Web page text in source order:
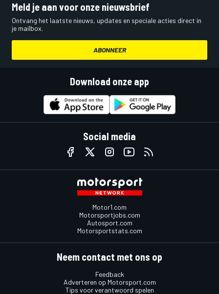
Meld je aan voor onze nieuwsbrief
Ontvang het laatste nieuws, updates en speciale acties direct in
je mailbox.
ABONNEER
Download onze app
Social media
Motor1.com
Motorsportjobs.com
Autosport.com
Motorsportstats.com
Neem contact met ons op
Feedback
Adverteren op Motorsport.com
Tips voor verantwoord spelen